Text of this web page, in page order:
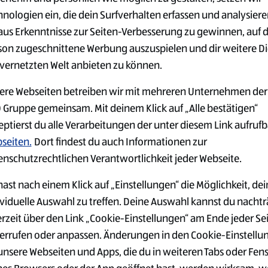
Schüler:innen
28.07.2026
2027
an der Ruhr, NW, DE, 45478
Transportplaner SAP
Nachtarbeit (m/w/d)
Mülheim an der Ruhr,
Berufserfahrene
/
Assistant - COO
Werkstudent SCM -
Beschaffung
ein, die dein Surfverhalten erfassen und
Erkenntnisse zur Seiten-Verbesserung zu gewinnen, auf
zugeschnittene Werbung auszuspielen und dir weitere
Welt anbieten zu können.
Webseiten betreiben wir mit mehreren Unternehmen der
Gruppe gemeinsam. Mit deinem Klick auf „Alle bestätigen“
du alle Verarbeitungen der unter diesem Link
Dort findest du auch Informationen zur
Verantwortlichkeit jeder Webseite.
nach einem Klick auf „Einstellungen“ die Möglichkeit,
Auswahl zu treffen. Deine Auswahl kannst du
über den Link „Cookie-Einstellungen“ am Ende jeder
oder anpassen. Änderungen in den Cookie-
Webseiten und Apps, die du in weiteren Tabs oder